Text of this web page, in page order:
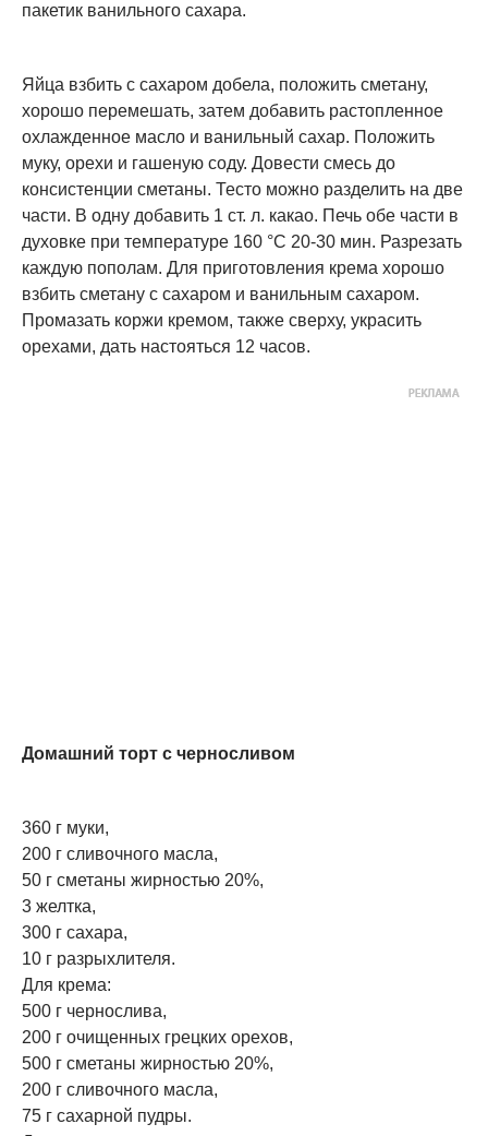
пакетик ванильного сахара.
Яйца взбить с сахаром добела, положить сметану,
хорошо перемешать, затем добавить растопленное
охлажденное масло и ванильный сахар. Положить
муку, орехи и гашеную соду. Довести смесь до
консистенции сметаны. Тесто можно разделить на две
части. В одну добавить 1 ст. л. какао. Печь обе части в
духовке при температуре 160 °C 20-30 мин. Разрезать
каждую пополам. Для приготовления крема хорошо
взбить сметану с сахаром и ванильным сахаром.
Промазать коржи кремом, также сверху, украсить
орехами, дать настояться 12 часов.
Домашний торт с черносливом
360 г муки,
200 г сливочного масла,
50 г сметаны жирностью 20%,
3 желтка,
300 г сахара,
10 г разрыхлителя.
Для крема:
500 г чернослива,
200 г очищенных грецких орехов,
500 г сметаны жирностью 20%,
200 г сливочного масла,
75 г сахарной пудры.